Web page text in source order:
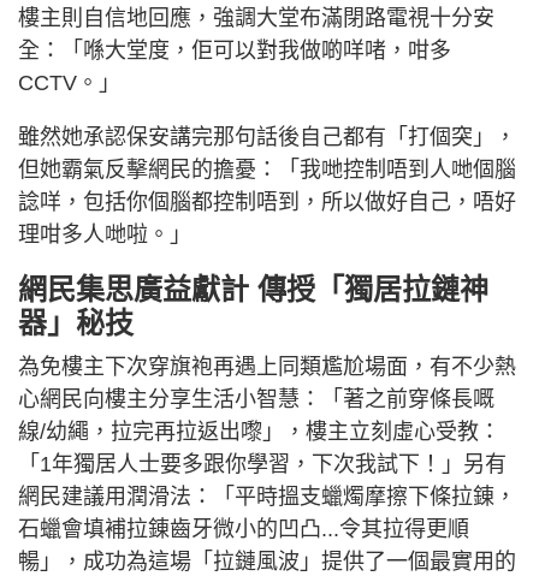
樓主則自信地回應，強調大堂布滿閉路電視十分安
全：「喺大堂度，佢可以對我做啲咩啫，咁多
CCTV。」
雖然她承認保安講完那句話後自己都有「打個突」，
但她霸氣反擊網民的擔憂：「我哋控制唔到人哋個腦
諗咩，包括你個腦都控制唔到，所以做好自己，唔好
理咁多人哋啦。」
網民集思廣益獻計 傳授「獨居拉鏈神
器」秘技
為免樓主下次穿旗袍再遇上同類尷尬場面，有不少熱
心網民向樓主分享生活小智慧：「著之前穿條長嘅
線/幼繩，拉完再拉返出嚟」，樓主立刻虛心受教：
「1年獨居人士要多跟你學習，下次我試下！」另有
網民建議用潤滑法：「平時搵支蠟燭摩擦下條拉錬，
石蠟會填補拉錬齒牙微小的凹凸...令其拉得更順
暢」，成功為這場「拉鏈風波」提供了一個最實用的